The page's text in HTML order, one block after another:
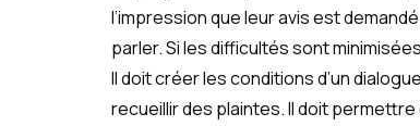
l’impression que leur avis est
parler. Si les difficultés sont
Il doit créer les conditions d’un
recueillir des plaintes. Il doit